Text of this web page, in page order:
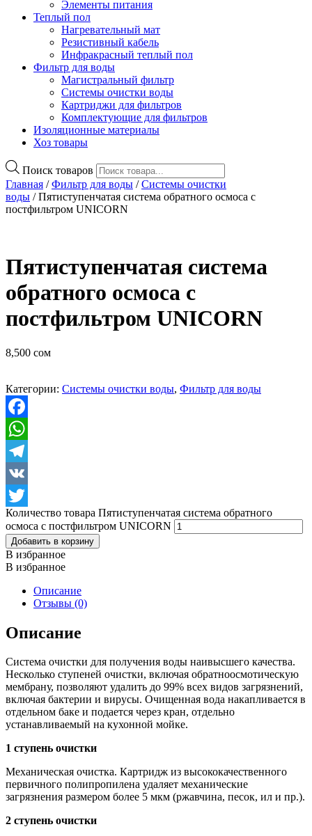
Элементы питания
Теплый пол
Нагревательный мат
Резистивный кабель
Инфракрасный теплый пол
Фильтр для воды
Магистральный фильтр
Системы очистки воды
Картриджи для фильтров
Комплектующие для фильтров
Изоляционные материалы
Хоз товары
Поиск товаров
Главная /Фильтр для воды /Системы очистки
воды / Пятиступенчатая система обратного осмоса c
постфильтром UNICORN
Пятиступенчатая система
обратного осмоса c
постфильтром UNICORN
8,500 сом
Категории: Системы очистки воды, Фильтр для воды
Facebook
WhatsApp
Telegram
VK
Twitter
Количество товара Пятиступенчатая система обратного
осмоса c постфильтром UNICORN
Добавить в корзину
В избранное
В избранное
Описание
Отзывы (0)
Описание
Система очистки для получения воды наивысшего качества.
Несколько ступеней очистки, включая обратноосмотическую
мембрану, позволяют удалить до 99% всех видов загрязнений,
включая бактерии и вирусы. Очищенная вода накапливается в
отдельном баке и подается через кран, отдельно
устанавливаемый на кухонной мойке.
1 ступень очистки
Механическая очистка. Картридж из высококачественного
первичного полипропилена удаляет механические
загрязнения размером более 5 мкм (ржавчина, песок, ил и пр.).
2 ступень очистки